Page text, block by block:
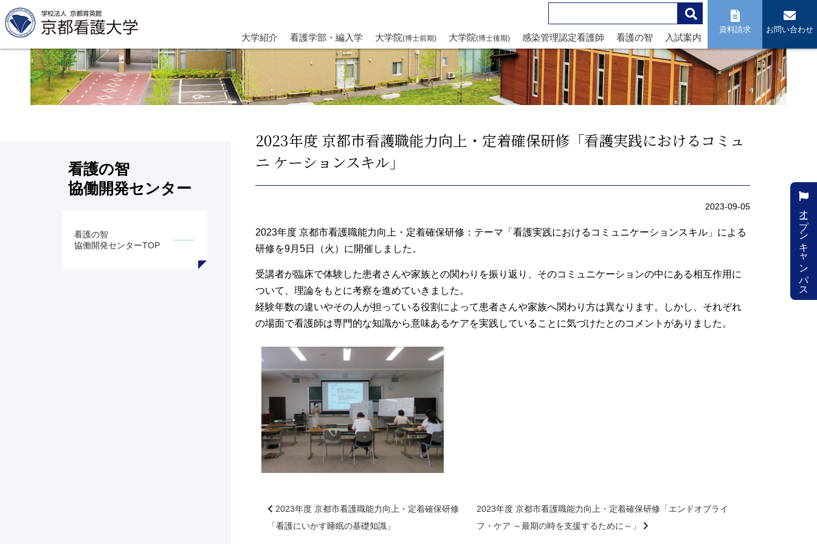
大学紹介 看護学部・編入学 大学院(博士前期) 大学院(博士後期) 感染管理認定看護師 看護の智 入試案内
資料請求 お問い合わせ
2023年度 京都市看護職能力向上・定着確保研修「看護実践におけるコミュ
ニ ケーションスキル」
2023-09-05
2023年度 京都市看護職能力向上・定着確保研修：テーマ「看護実践におけるコミュニケーションスキル」による
研修を9月5日（火）に開催しました。
受講者が臨床で体験した患者さんや家族との関わりを振り返り、そのコミュニケーションの中にある相互作用に
ついて、理論をもとに考察を進めていきました。
経験年数の違いやその人が担っている役割によって患者さんや家族へ関わり方は異なります。しかし、それぞれ
の場面で看護師は専門的な知識から意味あるケアを実践していることに気づけたとのコメントがありました。
2023年度 京都市看護職能力向上・定着確保研修
「看護にいかす睡眠の基礎知識」
2023年度 京都市看護職能力向上・定着確保研修「エンドオブライ
フ・ケア ～最期の時を支援するために～」
看護の智
協働開発センター
看護の智
協働開発センターTOP
オープンキャンパス